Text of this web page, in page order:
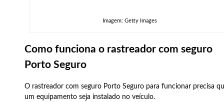
Imagem: Getty Images
Como funciona o rastreador com seguro
Porto Seguro
O rastreador com seguro Porto Seguro para funcionar precisa
um equipamento seja instalado no veículo.